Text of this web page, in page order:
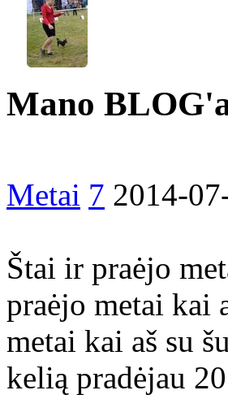
Mano
Metai 7 2014-
Štai ir praėjo
praėjo metai kai
metai kai aš su
kelią pradėjau